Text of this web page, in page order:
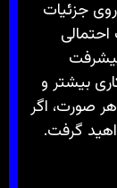
جزئیات
بیشتر و
هر صورت، اگر
گرفت.